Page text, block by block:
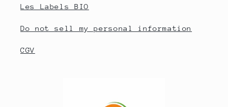
Les Labels BIO
Do not sell my personal information
CGV